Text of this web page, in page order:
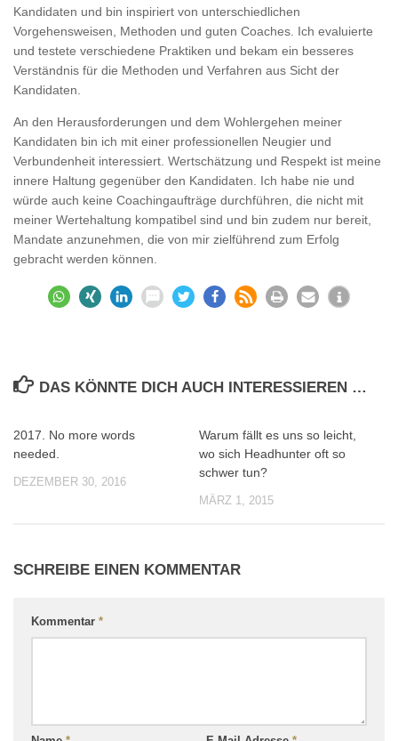
Kandidaten und bin inspiriert von unterschiedlichen
Vorgehensweisen, Methoden und guten Coaches. Ich evaluierte
und testete verschiedene Praktiken und bekam ein besseres
Verständnis für die Methoden und Verfahren aus Sicht der
Kandidaten.
An den Herausforderungen und dem Wohlergehen meiner
Kandidaten bin ich mit einer professionellen Neugier und
Verbundenheit interessiert. Wertschätzung und Respekt ist meine
innere Haltung gegenüber den Kandidaten. Ich habe nie und
würde auch keine Coachingaufträge durchführen, die nicht mit
meiner Wertehaltung kompatibel sind und bin zudem nur bereit,
Mandate anzunehmen, die von mir zielführend zum Erfolg
gebracht werden können.
DAS KÖNNTE DICH AUCH INTERESSIEREN …
2017. No more words
needed.
DEZEMBER 30, 2016
Warum fällt es uns so leicht,
wo sich Headhunter oft so
schwer tun?
MÄRZ 1, 2015
SCHREIBE EINEN KOMMENTAR
Kommentar *